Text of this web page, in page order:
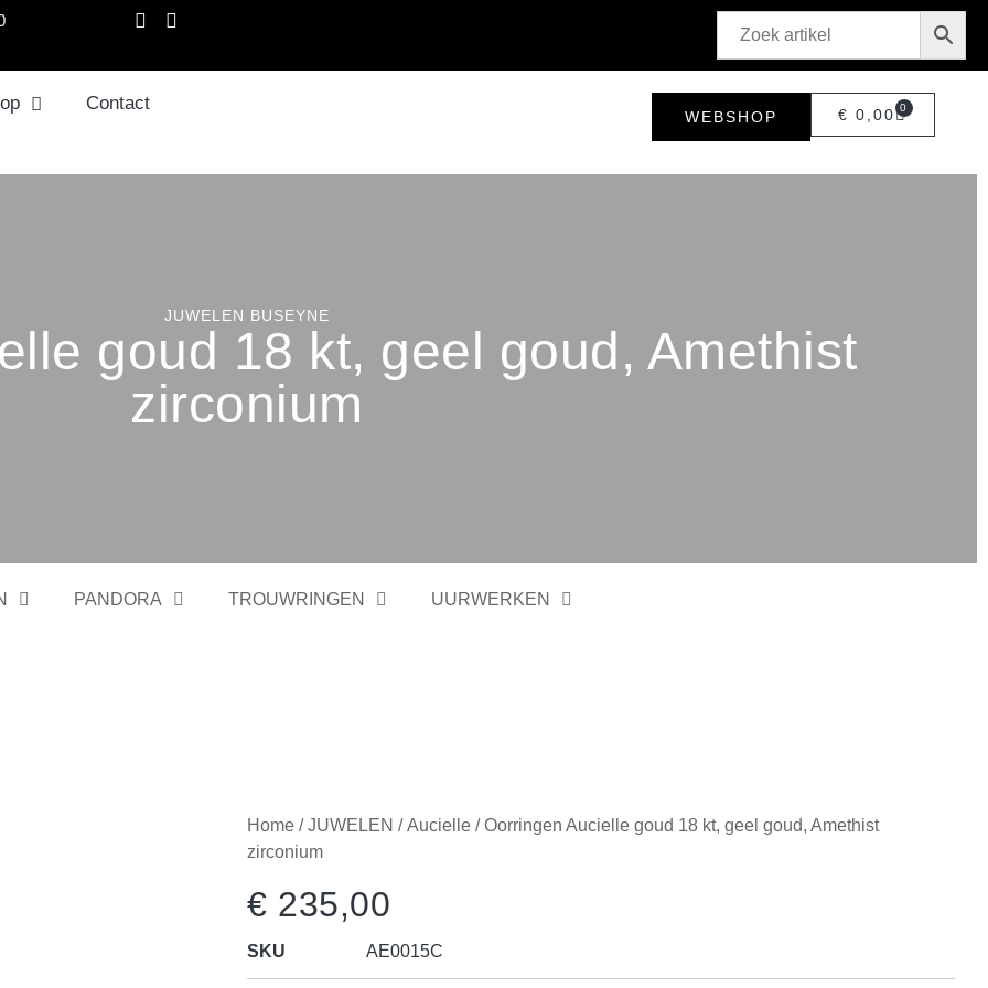
Contact
WEBSHOP € 0,00 0
JUWELEN BUSEYNE
goud 18 kt, geel goud, Amethist
zirconium
PANDORA TROUWRINGEN UURWERKEN
Home /JUWELEN /Aucielle / Oorringen Aucielle goud 18 kt, geel goud, Amethist
zirconium
€ 235,00
SKU AE0015C